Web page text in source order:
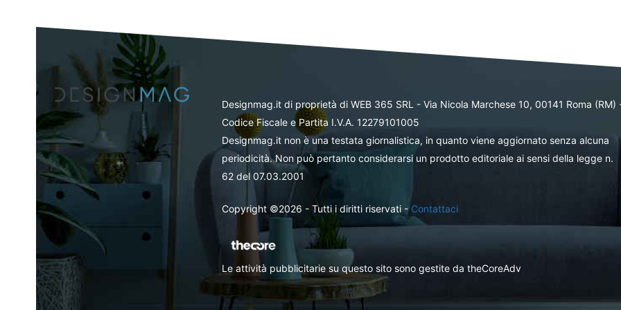
Designmag.it di proprietà di WEB 365 SRL - Via Nicola Marchese 10, 00141 Roma (RM)
Codice Fiscale e Partita I.V.A. 12279101005
Designmag.it non è una testata giornalistica, in quanto viene aggiornato senza alcuna
periodicità. Non può pertanto considerarsi un prodotto editoriale ai sensi della legge n.
62 del 07.03.2001
Copyright ©2026 - Tutti i diritti riservati -Contattaci
Le attività pubblicitarie su questo sito sono gestite da theCoreAdv